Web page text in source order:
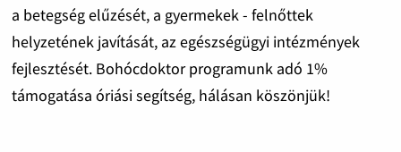
a betegség elűzését, a gyermekek - felnőttek
helyzetének javítását, az egészségügyi intézmények
fejlesztését. Bohócdoktor programunk adó 1%
támogatása óriási segítség, hálásan köszönjük!